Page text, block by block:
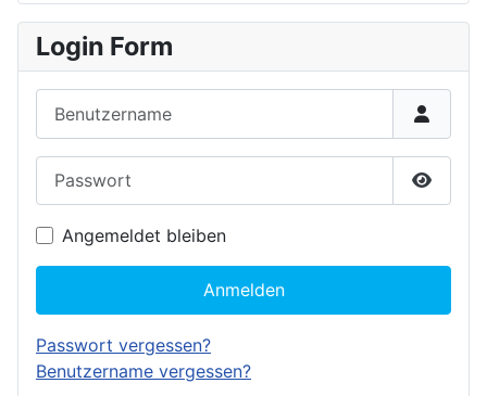
Login Form
Angemeldet bleiben
Anmelden
Passwort vergessen?
Benutzername vergessen?